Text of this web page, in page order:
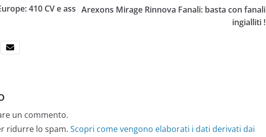
410 CV e ass Arexons Mirage Rinnova Fanali: basta con fanali
ingialliti !
un commento.
ridurre lo spam. Scopri come vengono elaborati i dati derivati dai